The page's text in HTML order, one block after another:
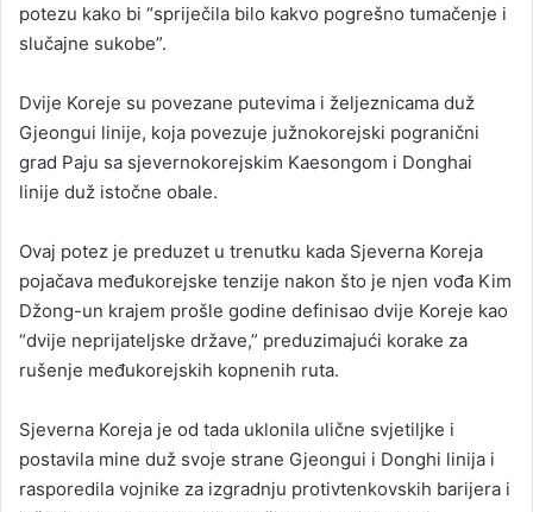
potezu kako bi “spriječila bilo kakvo pogrešno tumačenje i
slučajne sukobe”.
Dvije Koreje su povezane putevima i željeznicama duž
Gjeongui linije, koja povezuje južnokorejski pogranični
grad Paju sa sjevernokorejskim Kaesongom i Donghai
linije duž istočne obale.
Ovaj potez je preduzet u trenutku kada Sjeverna Koreja
pojačava međukorejske tenzije nakon što je njen vođa Kim
Džong-un krajem prošle godine definisao dvije Koreje kao
“dvije neprijateljske države,” preduzimajući korake za
rušenje međukorejskih kopnenih ruta.
Sjeverna Koreja je od tada uklonila ulične svjetiljke i
postavila mine duž svoje strane Gjeongui i Donghi linija i
rasporedila vojnike za izgradnju protivtenkovskih barijera i